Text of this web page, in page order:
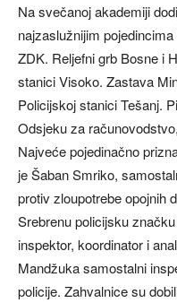
Na svečanoj akademiji
najzaslužnijim
ZDK. Reljefni grb Bosne i
stanici Visoko. Zastava
Policijskoj stanici Tešanj.
Odsjeku za
Najveće pojedinačno
je Šaban Smriko,
protiv zloupotrebe opojnih
Srebrenu policijsku
inspektor, koordinator i
Mandžuka samostalni
policije. Zahvalnice su